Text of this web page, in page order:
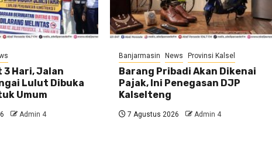
3 Hari, Jalan
Lulut Dibuka
Umum
Admin 4
Banjarmasin News Provinsi Kalsel
Barang Pribadi Akan Dikenai
Pajak, Ini Penegasan DJP
Kalselteng
7 Agustus 2026 Admin 4